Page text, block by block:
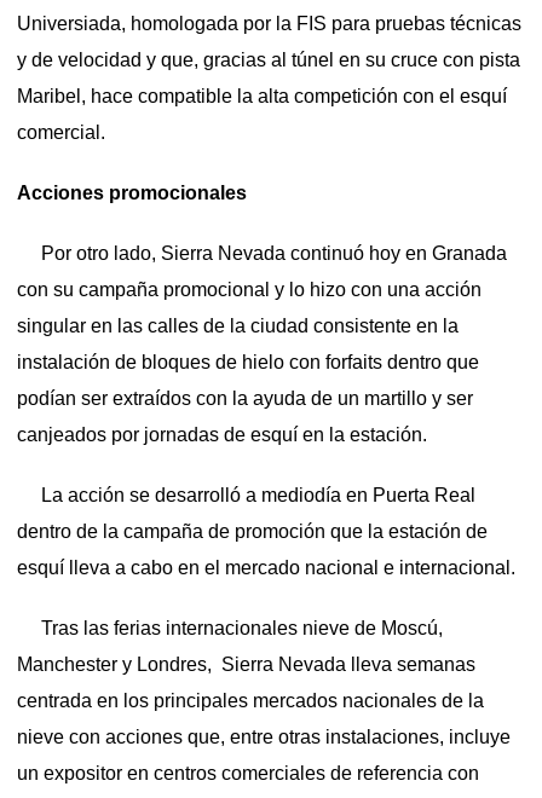
Universiada, homologada por la FIS para pruebas técnicas
y de velocidad y que, gracias al túnel en su cruce con pista
Maribel, hace compatible la alta competición con el esquí
comercial.
Acciones promocionales
Por otro lado, Sierra Nevada continuó hoy en Granada
con su campaña promocional y lo hizo con una acción
singular en las calles de la ciudad consistente en la
instalación de bloques de hielo con forfaits dentro que
podían ser extraídos con la ayuda de un martillo y ser
canjeados por jornadas de esquí en la estación.
La acción se desarrolló a mediodía en Puerta Real
dentro de la campaña de promoción que la estación de
esquí lleva a cabo en el mercado nacional e internacional.
Tras las ferias internacionales nieve de Moscú,
Manchester y Londres, Sierra Nevada lleva semanas
centrada en los principales mercados nacionales de la
nieve con acciones que, entre otras instalaciones, incluye
un expositor en centros comerciales de referencia con